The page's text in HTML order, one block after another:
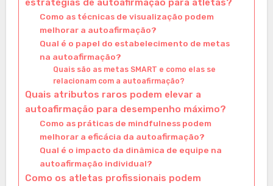
estratégias de autoafirmação para atletas?
Como as técnicas de visualização podem
melhorar a autoafirmação?
Qual é o papel do estabelecimento de metas
na autoafirmação?
Quais são as metas SMART e como elas se
relacionam com a autoafirmação?
Quais atributos raros podem elevar a
autoafirmação para desempenho máximo?
Como as práticas de mindfulness podem
melhorar a eficácia da autoafirmação?
Qual é o impacto da dinâmica de equipe na
autoafirmação individual?
Como os atletas profissionais podem